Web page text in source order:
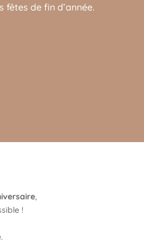
fêtes de fin d’année.
,
!